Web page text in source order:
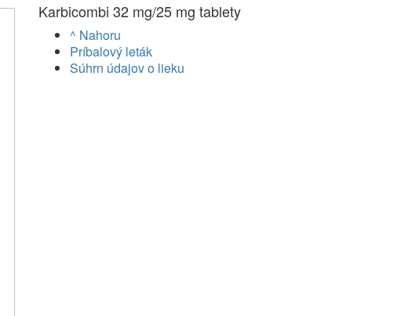
Karbicombi 32 mg/25 mg tablety
^ Nahoru
Príbalový leták
Súhrn údajov o lieku